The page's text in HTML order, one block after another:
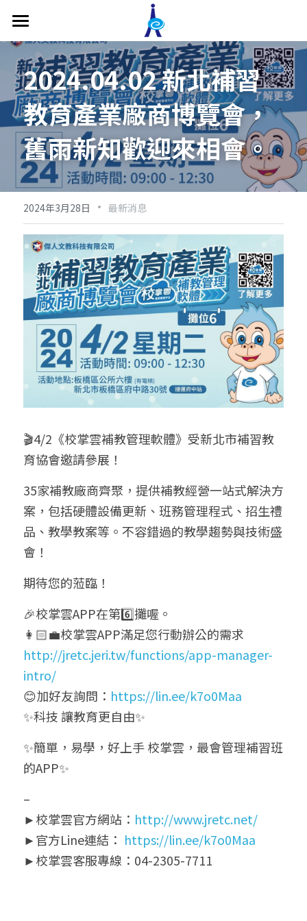
關於我們
補習班管理系統
功能介紹
補習班教務管理
補習班收費帳務管理
補習班形象網站
補習班專屬APP
主管端APP
老師端APP
學生家長端APP
補習班常用硬體設備
Mcall 接送廣播
價格方案
補教系統專欄
影片專區
最新消息
聯繫我們
2024.04.02 新北補習
教育產業廠商博覽會，
舊雨新知歡迎來相會。
2024年3月28日 · 最新消息
🎬4/2《校掌雲補教管理軟體》受新北市補習教
育協會邀請參展！
35家補教廠商齊聚，提供補教經營一站式解決方
案，包括硬體設備更新、班務管理程式、招生禮
品、教學教案等。不容錯過的教學趨勢與技術盛
會！
期待您的蒞臨！
🎉校掌雲APP在第6️⃣攤喔。
http://jretc.jeri.tw/functions/app-manager-
intro/
😊加好友詢問： https://lin.ee/k7o0Maa
✨科技 讓教育更自由✨
✨簡單，易學，好上手 校掌雲，最會管理補習班
的APP✨
–
►校掌雲官方網站： http://www.jretc.net/
►官方Line連結： https://lin.ee/k7o0Maa
►校掌雲客服專線：04-2305-7711